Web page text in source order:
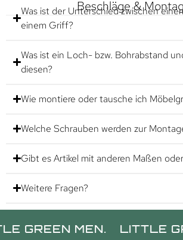
Beschläge &
Was ist der Unterschied zwischen
einem Griff?
Was ist ein Loch- bzw. Bohrabstand
diesen?
Wie montiere oder tausche ich
Welche Schrauben werden zur
Gibt es Artikel mit anderen Maßen
Weitere Fragen?
MEN. LITTLE GREEN